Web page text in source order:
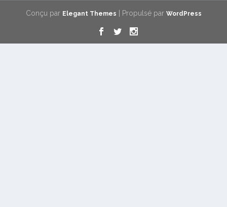
Conçu par Elegant Themes | Propulsé par WordPress